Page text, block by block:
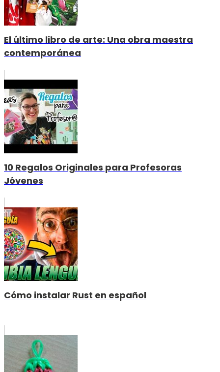
El último libro de arte: Una obra maestra
contemporánea
10 Regalos Originales para Profesoras
Jóvenes
Cómo instalar Rust en español